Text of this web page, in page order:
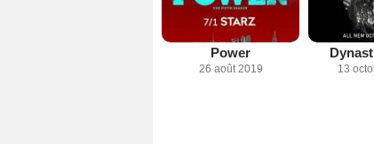
Power
26 août 2019 13